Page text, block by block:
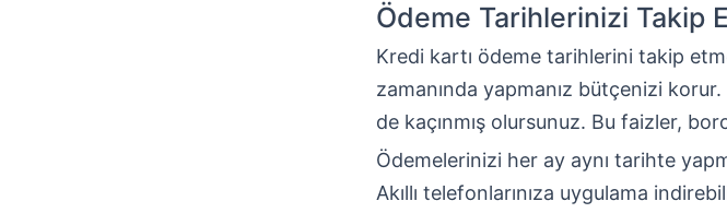
Ödeme Tarihlerinizi Takip
Kredi kartı ödeme tarihlerini takip
zamanında yapmanız bütçenizi
de kaçınmış olursunuz. Bu faizler,
Ödemelerinizi her ay aynı tarihte
Akıllı telefonlarınıza uygulama